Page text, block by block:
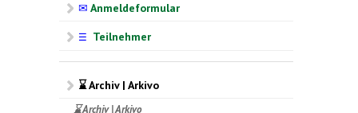
✉ Anmeldeformular
☰ Teilnehmer
⌛ Archiv | Arkivo
⌛ Archiv | Arkivo